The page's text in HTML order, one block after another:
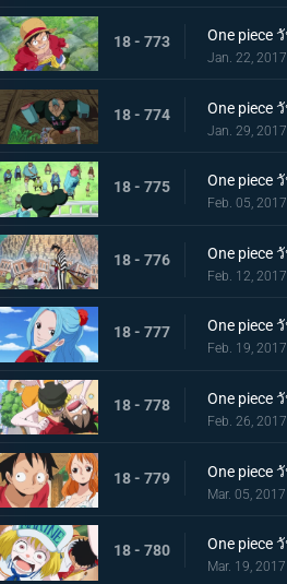
18 - 773
Jan. 22, 2017
18 - 774
Jan. 29, 2017
18 - 775
Feb. 05, 2017
18 - 776
Feb. 12, 2017
18 - 777
Feb. 19, 2017
18 - 778
Feb. 26, 2017
18 - 779
Mar. 05, 2017
18 - 780
Mar. 19, 2017